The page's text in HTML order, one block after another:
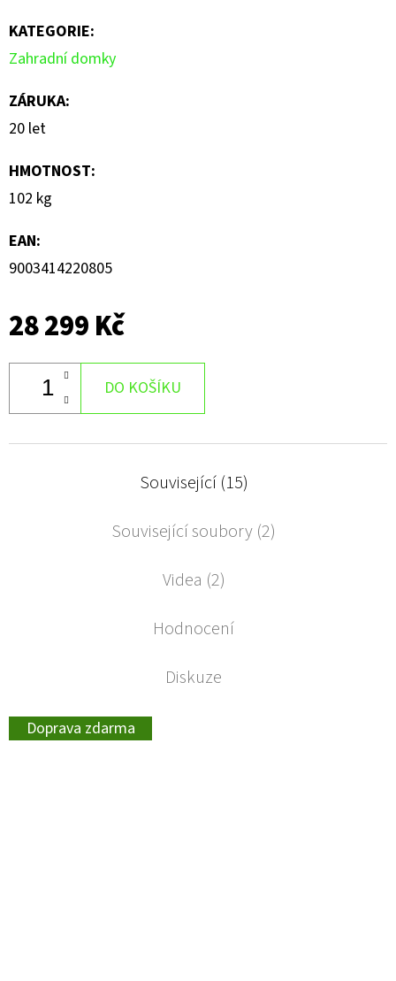
KATEGORIE:
Zahradní domky
ZÁRUKA:
20 let
HMOTNOST:
102 kg
EAN:
9003414220805
28 299 Kč
DO KOŠÍKU
Související (15)
Související soubory (2)
Videa (2)
Hodnocení
Diskuze
Doprava zdarma